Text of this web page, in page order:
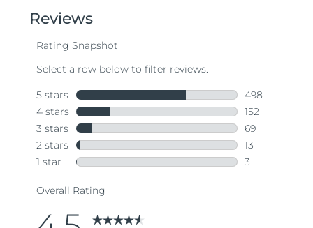
stars,
average
value.
735
Same
page
link.